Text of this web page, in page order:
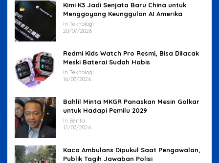
Kimi K3 Jadi Senjata Baru China untuk
Menggoyang Keunggulan AI Amerika
In Teknologi
20/07/2026
Redmi Kids Watch Pro Resmi, Bisa Dilacak
Meski Baterai Sudah Habis
In Teknologi
16/07/2026
Bahlil Minta MKGR Panaskan Mesin Golkar
untuk Hadapi Pemilu 2029
In Berita
12/07/2026
Kaca Ambulans Dipukul Saat Pengawalan,
Publik Tagih Jawaban Polisi